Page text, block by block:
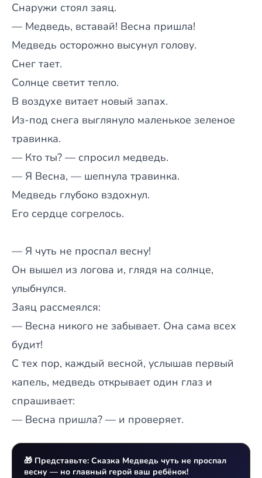
Снаружи стоял заяц.
— Медведь, вставай! Весна пришла!
Медведь осторожно высунул голову.
Снег тает.
Солнце светит тепло.
В воздухе витает новый запах.
Из-под снега выглянуло маленькое зеленое
травинка.
— Кто ты? — спросил медведь.
— Я Весна, — шепнула травинка.
Медведь глубоко вздохнул.
Его сердце согрелось.
— Я чуть не проспал весну!
Он вышел из логова и, глядя на солнце,
улыбнулся.
Заяц рассмеялся:
— Весна никого не забывает. Она сама всех
будит!
С тех пор, каждый весной, услышав первый
капель, медведь открывает один глаз и
спрашивает:
— Весна пришла? — и проверяет.
🎁 Представьте: Сказка Медведь чуть не проспал
весну — но главный герой ваш ребёнок!